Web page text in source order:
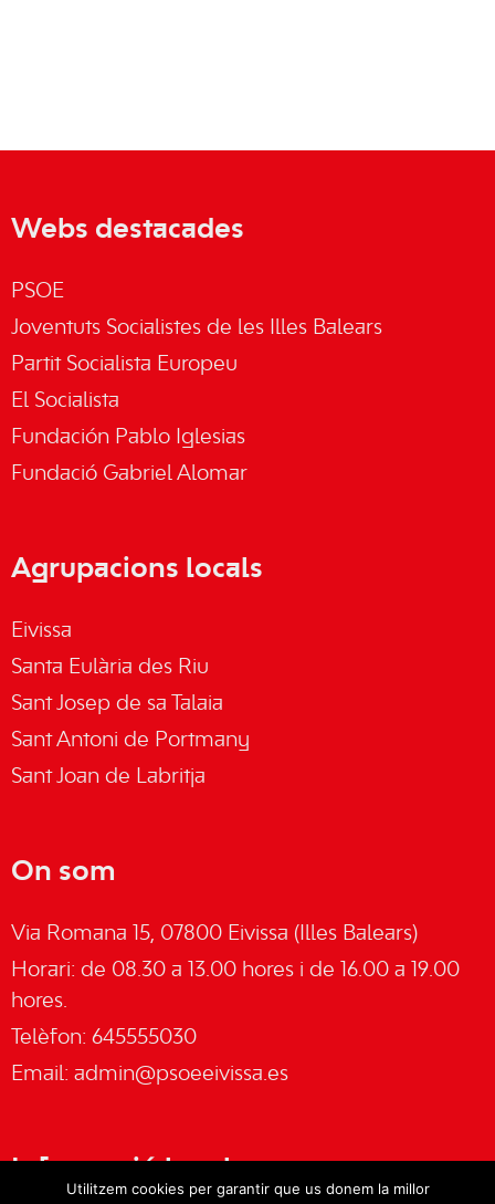
Webs destacades
PSOE
Joventuts Socialistes de les Illes Balears
Partit Socialista Europeu
El Socialista
Fundación Pablo Iglesias
Fundació Gabriel Alomar
Agrupacions locals
Eivissa
Santa Eulària des Riu
Sant Josep de sa Talaia
Sant Antoni de Portmany
Sant Joan de Labritja
On som
Via Romana 15, 07800 Eivissa (Illes Balears)
Horari: de 08.30 a 13.00 hores i de 16.00 a 19.00
hores.
Telèfon: 645555030
Email: admin@psoeeivissa.es
Informació legal
Utilitzem cookies per garantir que us donem la millor